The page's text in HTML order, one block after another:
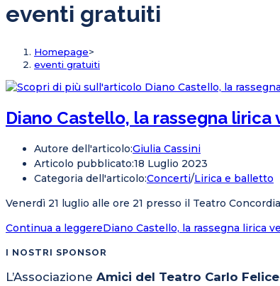
eventi gratuiti
Homepage>
eventi gratuiti
Diano Castello, la rassegna
Autore dell'articolo:Giulia Cassini
Articolo pubblicato:18 Luglio 2023
Categoria dell'articolo:Concerti/Lirica e balletto
Venerdì 21 luglio alle ore 21 presso il Teatro
Continua a leggereDiano Castello, la rassegna lirica
I NOSTRI SPONSOR
L’Associazione Amici del Teatro Carlo